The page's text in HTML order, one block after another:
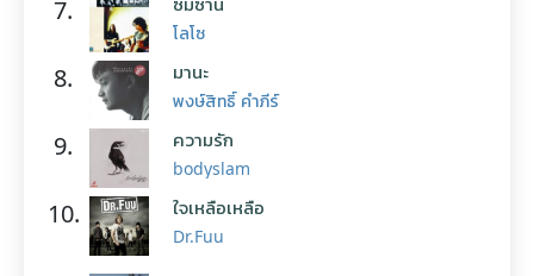
7.
โลโซ
8. มานะ
พงษ์สิทธิ์ คำภีร์
9. ความรัก
bodyslam
10. ใจเหลือเหลือ
Dr.Fuu